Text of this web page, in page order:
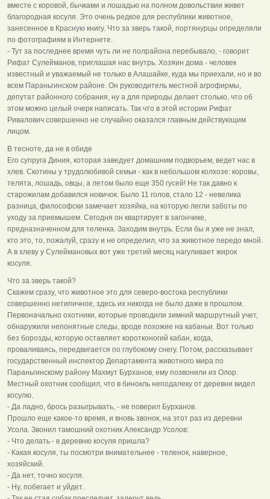
вместе с коровой, бычками и лошадью на полном довольствии живет
благородная косуля. Это очень редкое для республики животное,
занесенное в Красную книгу. Что за зверь такой, портянурцы определяли
по фотографиям в Интернете.
- Тут за последнее время чуть ли не полрайона перебывало, - говорит
Рифат Сулейманов, приглашая нас внутрь. Хозяин дома - человек
известный и уважаемый не только в Алашайке, куда мы приехали, но и во
всем Параньгинском районе. Он руководитель местной агрофирмы,
депутат районного собрания, ну а для природы делает столько, что об
этом можно целый очерк написать. Так что в этой истории Рифат
Ривалович совершенно не случайно оказался главным действующим
лицом.
В тесноте, да не в обиде
Его супруга Диния, которая заведует домашним подворьем, ведет нас в
хлев. Скотины у трудолюбивой семьи - как в небольшом колхозе: коровы,
телята, лошадь, овцы, а летом было еще 350 гусей! Не так давно к
старожилам добавился новичок. Было 11 голов, стало 12 - невелика
разница, философски замечает хозяйка, на которую легли заботы по
уходу за приемышем. Сегодня он квартирует в загончике,
предназначенном для теленка. Заходим внутрь. Если бы я уже не знал,
кто это, то, пожалуй, сразу и не определил, что за животное передо мной.
А в хлеву у Сулеймановых вот уже третий месяц нагуливает жирок
косуля.
Что за зверь такой?
Скажем сразу, что животное это для северо-востока республики
совершенно нетипичное, здесь их никогда не было даже в прошлом.
Первоначально охотники, которые проводили зимний маршрутный учет,
обнаружили непонятные следы, вроде похожие на кабаньи. Вот только
без борозды, которую оставляет коротконогий кабан, когда,
проваливаясь, передвигается по глубокому снегу. Потом, рассказывает
государственный инспектор Департамента животного мира по
Параньгинскому району Махмут Бурханов, ему позвонили из Олор.
Местный охотник сообщил, что в бинокль неподалеку от деревни видел
косулю.
- Да ладно, брось разыгрывать, - не поверил Бурханов.
Прошло еще какое-то время, и вновь звонок, на этот раз из деревни
Усола. Звонил тамошний охотник Александр Усолов:
- Что делать - в деревню косуля пришла?
- Какая косуля, ты посмотри внимательнее - теленок, наверное,
хозяйский.
- Да нет, точно косуля.
- Ну, побегает и уйдет.